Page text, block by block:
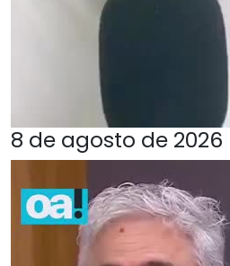
8 de agosto de 2026